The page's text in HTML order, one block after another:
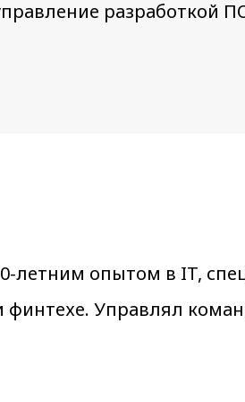
разработкой
летним опытом в IT,
Управлял